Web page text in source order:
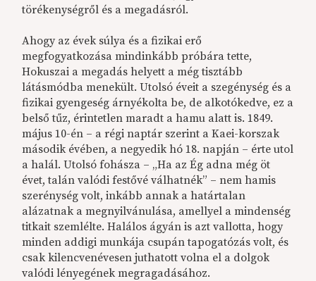
törékenységről és a megadásról.
Ahogy az évek súlya és a fizikai erő
megfogyatkozása mindinkább próbára tette,
Hokuszai a megadás helyett a még tisztább
látásmódba menekült. Utolsó éveit a szegénység és a
fizikai gyengeség árnyékolta be, de alkotókedve, ez a
belső tűz, érintetlen maradt a hamu alatt is. 1849.
május 10-én – a régi naptár szerint a Kaei-korszak
második évében, a negyedik hó 18. napján – érte utol
a halál. Utolsó fohásza – „Ha az Ég adna még öt
évet, talán valódi festővé válhatnék” – nem hamis
szerénység volt, inkább annak a határtalan
alázatnak a megnyilvánulása, amellyel a mindenség
titkait szemlélte. Halálos ágyán is azt vallotta, hogy
minden addigi munkája csupán tapogatózás volt, és
csak kilencvenévesen juthatott volna el a dolgok
valódi lényegének megragadásához.